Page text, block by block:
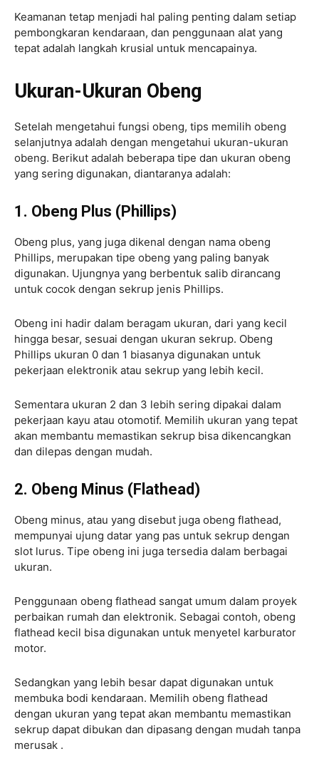
Keamanan tetap menjadi hal paling penting dalam setiap
pembongkaran kendaraan, dan penggunaan alat yang
tepat adalah langkah krusial untuk mencapainya.
Ukuran-Ukuran Obeng
Setelah mengetahui fungsi obeng, tips memilih obeng
selanjutnya adalah dengan mengetahui ukuran-ukuran
obeng. Berikut adalah beberapa tipe dan ukuran obeng
yang sering digunakan, diantaranya adalah:
1. Obeng Plus (Phillips)
Obeng plus, yang juga dikenal dengan nama obeng
Phillips, merupakan tipe obeng yang paling banyak
digunakan. Ujungnya yang berbentuk salib dirancang
untuk cocok dengan sekrup jenis Phillips.
Obeng ini hadir dalam beragam ukuran, dari yang kecil
hingga besar, sesuai dengan ukuran sekrup. Obeng
Phillips ukuran 0 dan 1 biasanya digunakan untuk
pekerjaan elektronik atau sekrup yang lebih kecil.
Sementara ukuran 2 dan 3 lebih sering dipakai dalam
pekerjaan kayu atau otomotif. Memilih ukuran yang tepat
akan membantu memastikan sekrup bisa dikencangkan
dan dilepas dengan mudah.
2. Obeng Minus (Flathead)
Obeng minus, atau yang disebut juga obeng flathead,
mempunyai ujung datar yang pas untuk sekrup dengan
slot lurus. Tipe obeng ini juga tersedia dalam berbagai
ukuran.
Penggunaan obeng flathead sangat umum dalam proyek
perbaikan rumah dan elektronik. Sebagai contoh, obeng
flathead kecil bisa digunakan untuk menyetel karburator
motor.
Sedangkan yang lebih besar dapat digunakan untuk
membuka bodi kendaraan. Memilih obeng flathead
dengan ukuran yang tepat akan membantu memastikan
sekrup dapat dibukan dan dipasang dengan mudah tanpa
merusak .